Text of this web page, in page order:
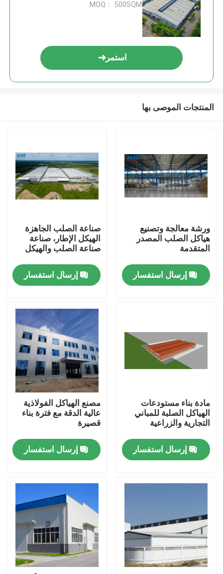
بيت
أشرطة فيديو
جولة في المعمل
رقابة جودة
ورشة الهياكل الفولاذية
هيكل فولاذي خفيف الوزن
MOQ： 500SQM
استمر
المنتجات الموصى بها
ورشة معالجة وتصنيع
هياكل الصلب المصدر
المتقدمة
إرسال استفسار
صناعة الصلب الجاهزة
الهيكل الإطار، صناعة
صناعة الصلب والهيكل
إرسال استفسار
مادة بناء مستودعات
الهياكل الصلبة للمباني
التجارية والزراعية
إرسال استفسار
مصنع الهياكل الفولاذية
عالية الدقة مع فترة بناء
قصيرة
إرسال استفسار